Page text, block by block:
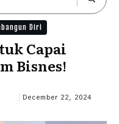
Diri
Capai
Bisnes!
December 22, 2024